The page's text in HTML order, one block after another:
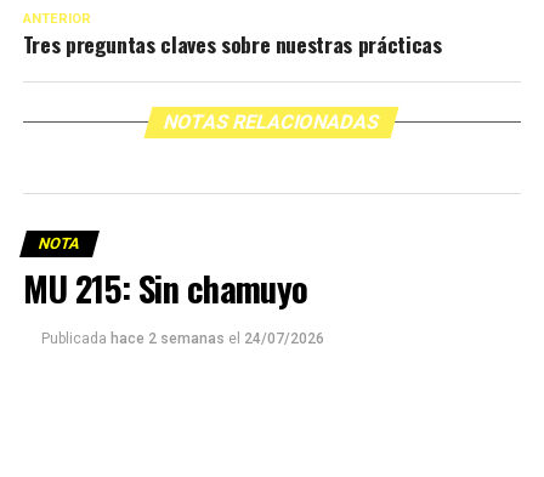
ANTERIOR
Tres preguntas claves sobre nuestras prácticas
NOTAS RELACIONADAS
NOTA
MU 215: Sin chamuyo
Publicada hace 2 semanas el 24/07/2026